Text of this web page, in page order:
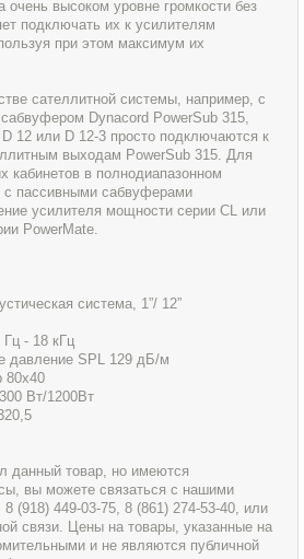
очень высоком уровне громкости без
подключать их к усилителям
при этом максимум их
сателлитной системы, например, с
Dynacord PowerSub 315,
D 12 или D 12-3 просто подключаются к
выходам PowerSub 315. Для
кабинетов в полнодиапазонном
с пассивными сабвуферами
усилителя мощности серии CL или
PowerMate.
система, 1”/ 12”
- 18 кГц
давление SPL 129 дБ/м
80х40
Вт/1200Вт
данный товар, но имеются
вы можете связаться с нашими
8 (918) 449-03-75, 8 (861) 274-53-40, или
связи. Цены на товары, указанные на
и не являются публичной